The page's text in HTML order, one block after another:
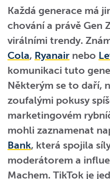
Každá generace má
chování a právě Gen
virálními trendy.
Cola, Ryanair nebo
komunikaci tuto
Některým se to daří,
zoufalými pokusy
marketingovém
mohli zaznamenat
Bank, která spojila
moderátorem a
Machem. TikTok je